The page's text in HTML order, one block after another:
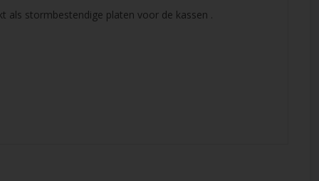
als stormbestendige platen voor de kassen .